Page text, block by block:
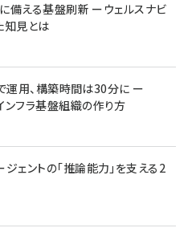
備える基盤刷新 ーウェルスナビ
知見とは
運用、構築時間は30分に ー
フラ基盤組織の作り方
ェントの「推論能力」を支える2